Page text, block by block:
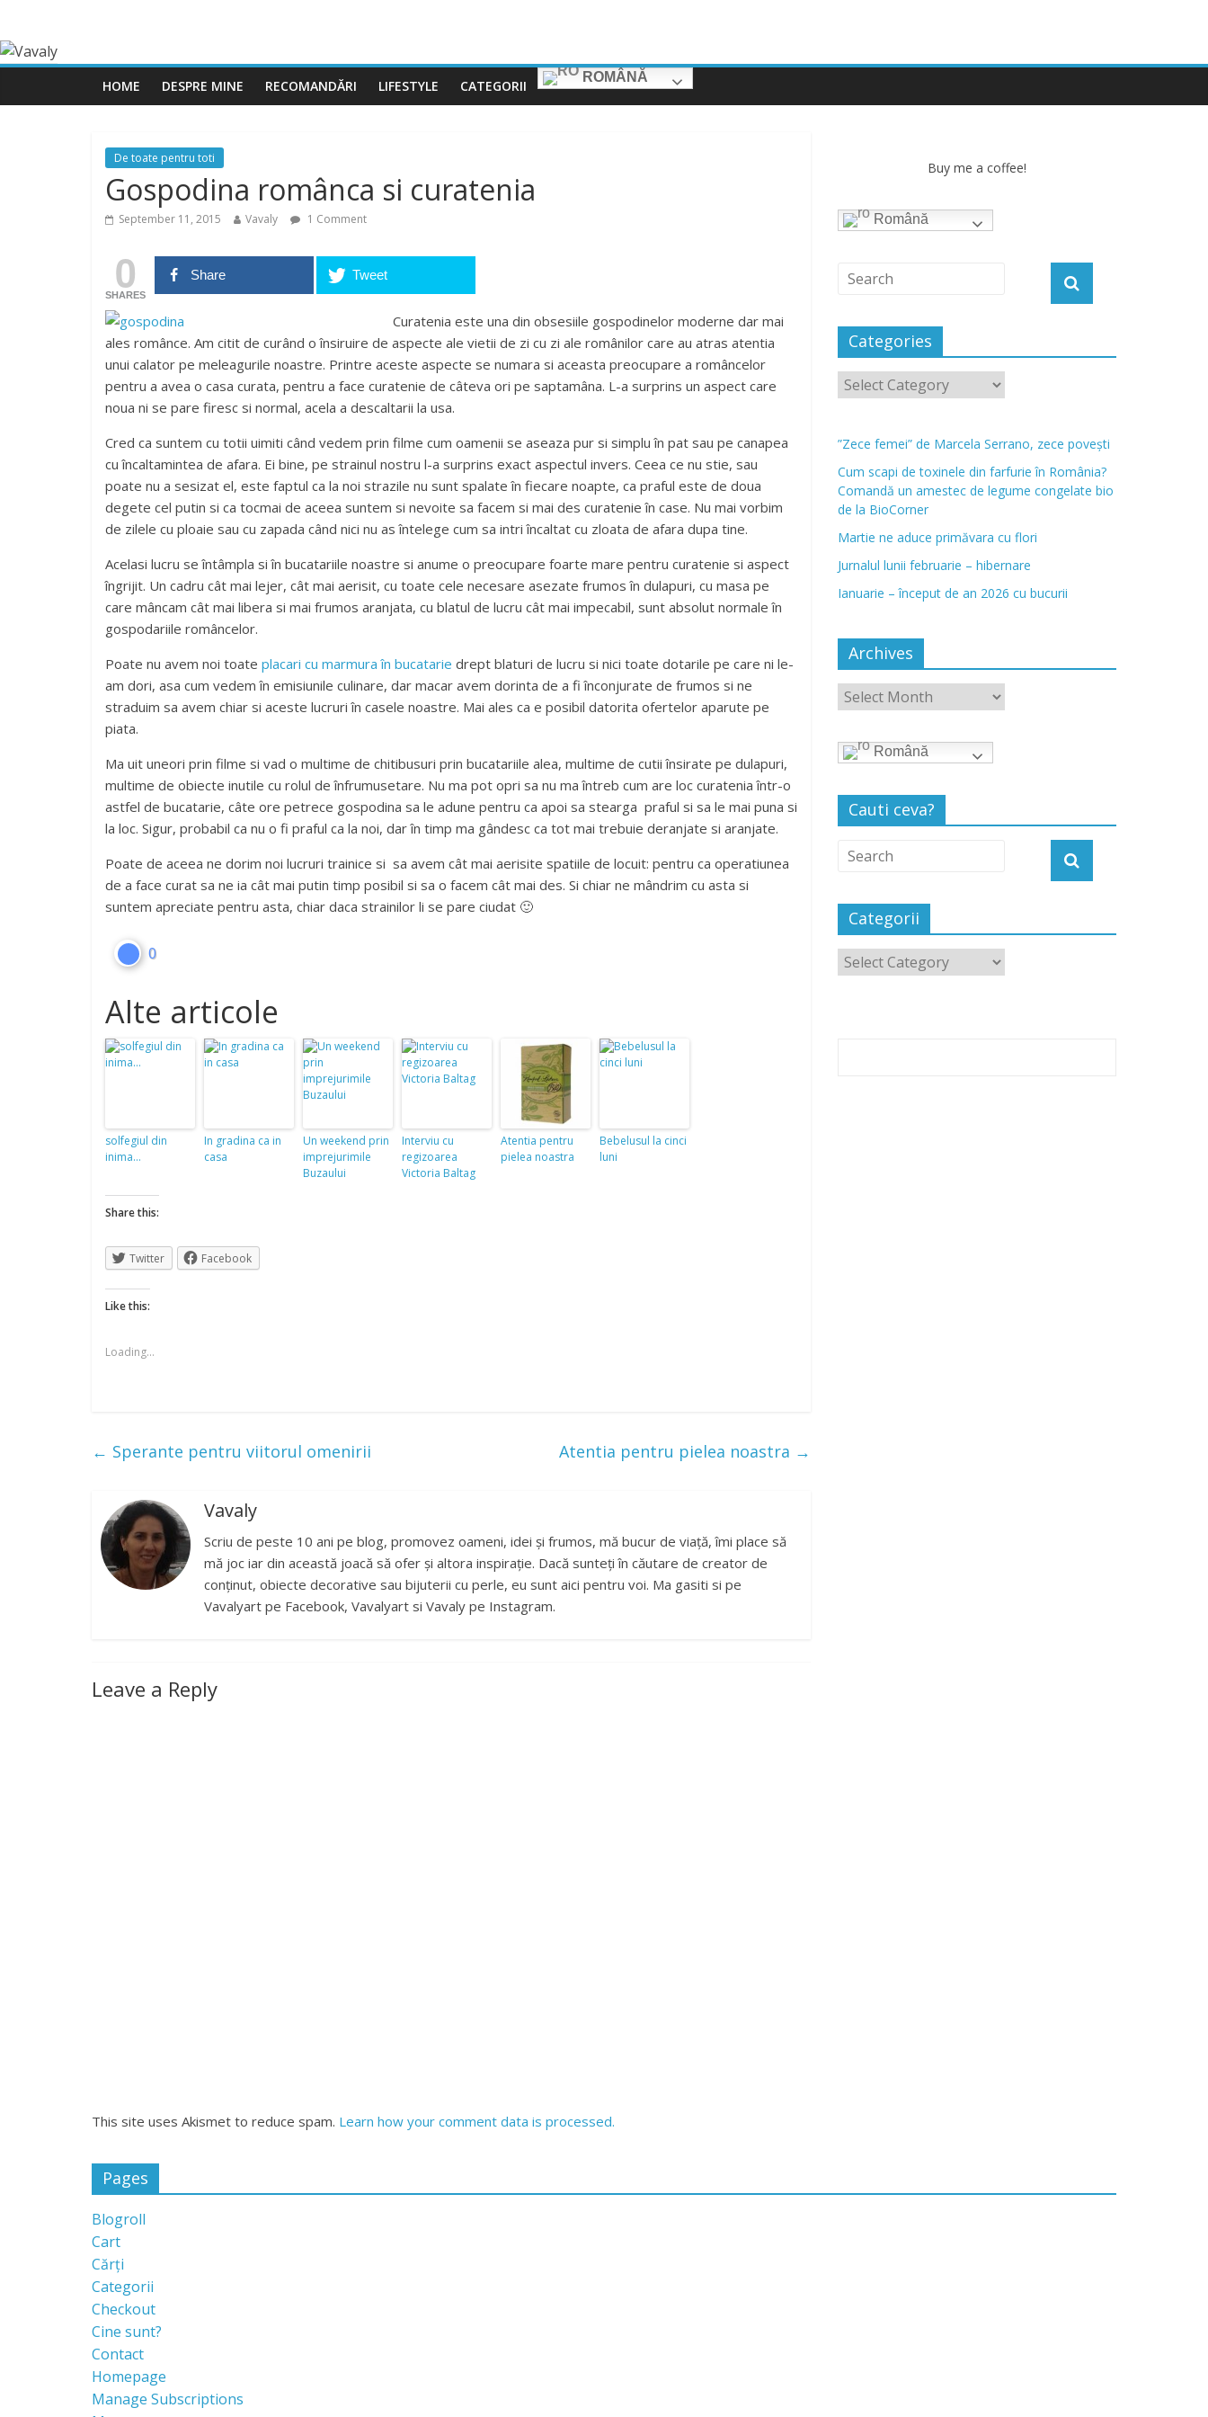
HOME DESPRE MINE RECOMANDĂRI LIFESTYLE CATEGORII
ROMÂNĂ
De toate pentru toti
Gospodina românca si curatenia
September 11, 2015 Vavaly 1 Comment
0
SHARES
Share Tweet
Curatenia este una din obsesiile gospodinelor moderne dar mai
ales românce. Am citit de curând o însiruire de aspecte ale vietii de zi cu zi ale românilor care au atras atentia
unui calator pe meleagurile noastre. Printre aceste aspecte se numara si aceasta preocupare a româncelor
pentru a avea o casa curata, pentru a face curatenie de câteva ori pe saptamâna. L-a surprins un aspect care
noua ni se pare firesc si normal, acela a descaltarii la usa.
Cred ca suntem cu totii uimiti când vedem prin filme cum oamenii se aseaza pur si simplu în pat sau pe canapea
cu încaltamintea de afara. Ei bine, pe strainul nostru l-a surprins exact aspectul invers. Ceea ce nu stie, sau
poate nu a sesizat el, este faptul ca la noi strazile nu sunt spalate în fiecare noapte, ca praful este de doua
degete cel putin si ca tocmai de aceea suntem si nevoite sa facem si mai des curatenie în case. Nu mai vorbim
de zilele cu ploaie sau cu zapada când nici nu as întelege cum sa intri încaltat cu zloata de afara dupa tine.
Acelasi lucru se întâmpla si în bucatariile noastre si anume o preocupare foarte mare pentru curatenie si aspect
îngrijit. Un cadru cât mai lejer, cât mai aerisit, cu toate cele necesare asezate frumos în dulapuri, cu masa pe
care mâncam cât mai libera si mai frumos aranjata, cu blatul de lucru cât mai impecabil, sunt absolut normale în
gospodariile româncelor.
Poate nu avem noi toate placari cu marmura în bucatarie drept blaturi de lucru si nici toate dotarile pe care ni le-
am dori, asa cum vedem în emisiunile culinare, dar macar avem dorinta de a fi înconjurate de frumos si ne
straduim sa avem chiar si aceste lucruri în casele noastre. Mai ales ca e posibil datorita ofertelor aparute pe
piata.
Ma uit uneori prin filme si vad o multime de chitibusuri prin bucatariile alea, multime de cutii însirate pe dulapuri,
multime de obiecte inutile cu rolul de înfrumusetare. Nu ma pot opri sa nu ma întreb cum are loc curatenia într-o
astfel de bucatarie, câte ore petrece gospodina sa le adune pentru ca apoi sa stearga praful si sa le mai puna si
la loc. Sigur, probabil ca nu o fi praful ca la noi, dar în timp ma gândesc ca tot mai trebuie deranjate si aranjate.
Poate de aceea ne dorim noi lucruri trainice si sa avem cât mai aerisite spatiile de locuit: pentru ca operatiunea
de a face curat sa ne ia cât mai putin timp posibil si sa o facem cât mai des. Si chiar ne mândrim cu asta si
suntem apreciate pentru asta, chiar daca strainilor li se pare ciudat 🙂
0
Alte articole
solfegiul din
inima…
In gradina ca in
casa
Un weekend prin
imprejurimile
Buzaului
Interviu cu
regizoarea
Victoria Baltag
Atentia pentru
pielea noastra
Bebelusul la cinci
luni
Share this:
Twitter Facebook
Like this:
Loading...
← Sperante pentru viitorul omenirii Atentia pentru pielea noastra →
Vavaly
Scriu de peste 10 ani pe blog, promovez oameni, idei și frumos, mă bucur de viață, îmi place să
mă joc iar din această joacă să ofer și altora inspirație. Dacă sunteți în căutare de creator de
conținut, obiecte decorative sau bijuterii cu perle, eu sunt aici pentru voi. Ma gasiti si pe
Vavalyart pe Facebook, Vavalyart si Vavaly pe Instagram.
Leave a Reply
This site uses Akismet to reduce spam. Learn how your comment data is processed.
Buy me a coffee!
Română
Categories
”Zece femei” de Marcela Serrano, zece povești
Cum scapi de toxinele din farfurie în România?
Comandă un amestec de legume congelate bio
de la BioCorner
Martie ne aduce primăvara cu flori
Jurnalul lunii februarie – hibernare
Ianuarie – început de an 2026 cu bucurii
Archives
Română
Cauti ceva?
Categorii
Pages
Blogroll
Cart
Cărți
Categorii
Checkout
Cine sunt?
Contact
Homepage
Manage Subscriptions